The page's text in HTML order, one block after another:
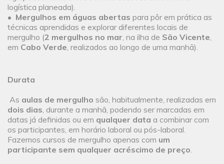
logística planeada).
• Mergulhos em águas abertas para pôr em prática as
técnicas aprendidas e explorar diferentes locais de
mergulho (2 mergulhos no mar, na ilha de São Vicente,
em Cabo Verde, realizados ao longo de uma manhã).
Durata
As aulas de mergulho são, habitualmente, realizadas em
dois dias, durante a manhã, podendo ser marcadas em
datas já definidas ou em qualquer data a combinar com
os participantes, em horário laboral ou pós-laboral.
Fazemos cursos de mergulho apenas com um
participante sem qualquer acréscimo de preço.